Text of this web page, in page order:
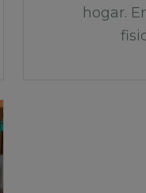
hogar.